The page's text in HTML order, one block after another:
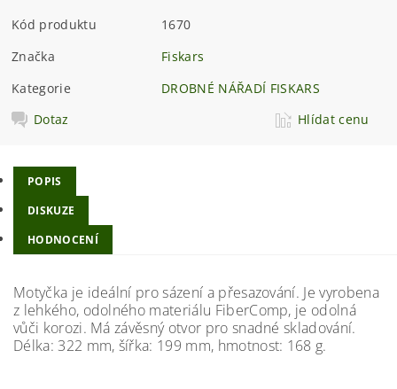
Kód produktu
1670
Značka
Fiskars
Kategorie
DROBNÉ NÁŘADÍ FISKARS
Dotaz
Hlídat cenu
POPIS
DISKUZE
HODNOCENÍ
Motyčka je ideální pro sázení a přesazování. Je vyrobena
z lehkého, odolného materiálu FiberComp, je odolná
vůči korozi. Má závěsný otvor pro snadné skladování.
Délka: 322 mm, šířka: 199 mm, hmotnost: 168 g.